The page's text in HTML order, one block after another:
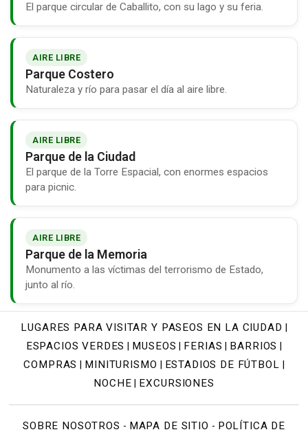
El parque circular de Caballito, con su lago y su feria.
AIRE LIBRE
Parque Costero
Naturaleza y río para pasar el día al aire libre.
AIRE LIBRE
Parque de la Ciudad
El parque de la Torre Espacial, con enormes espacios
para picnic.
AIRE LIBRE
Parque de la Memoria
Monumento a las víctimas del terrorismo de Estado,
junto al río.
LUGARES PARA VISITAR Y PASEOS EN LA CIUDAD
ESPACIOS VERDES MUSEOS FERIAS BARRIOS
COMPRAS MINITURISMO ESTADIOS DE FÚTBOL
NOCHE EXCURSIONES
SOBRE NOSOTROS - MAPA DE SITIO - POLÍTICA DE